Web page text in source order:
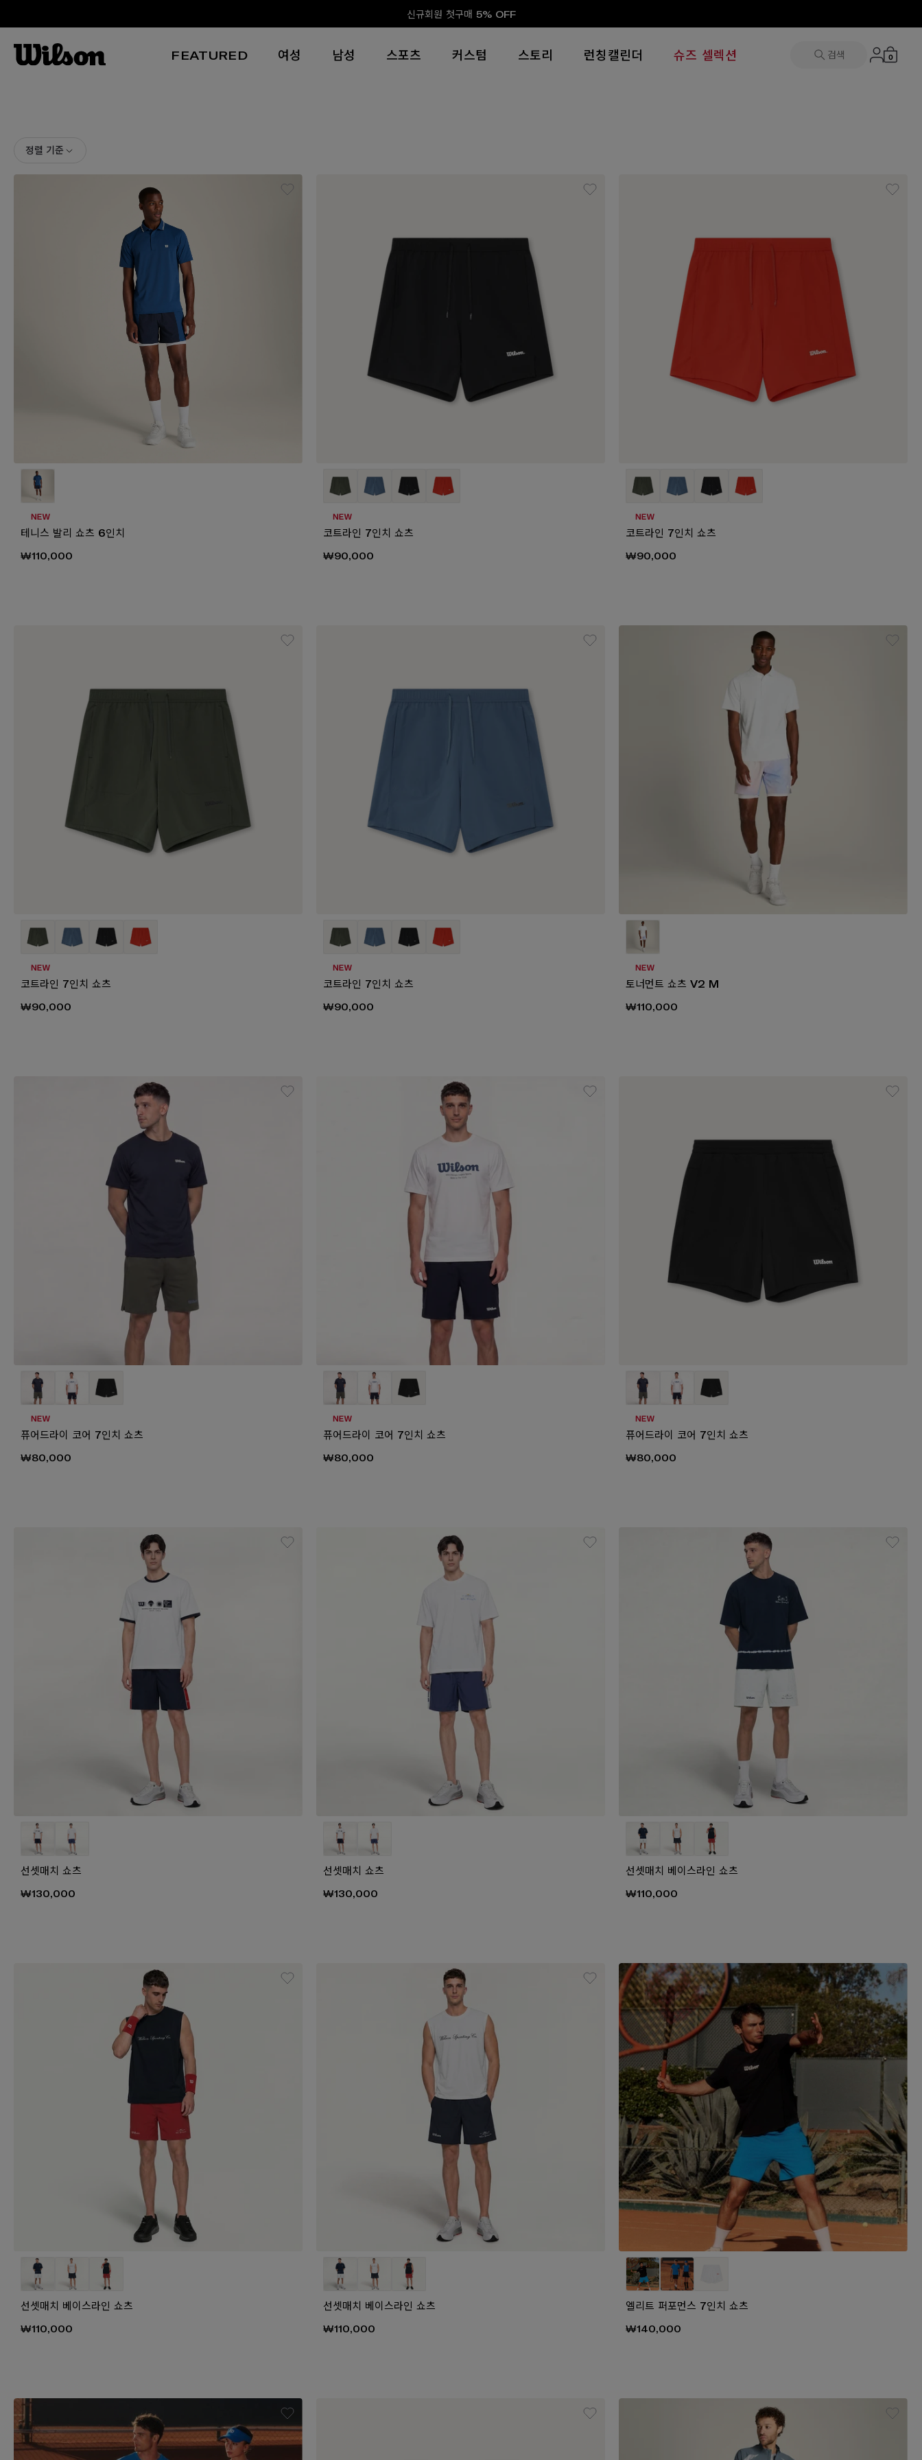
신규회원 첫구매 5% OFF
FEATURED 여성 남성 스포츠 커스텀 스토리 런칭캘린더 슈즈 셀렉션 검색 0
정렬 기준
테니스 발리 쇼츠 6인치
₩110,000
코트라인 7인치 쇼츠
₩90,000
코트라인 7인치 쇼츠
₩90,000
코트라인 7인치 쇼츠
₩90,000
코트라인 7인치 쇼츠
₩90,000
토너먼트 쇼츠 V2 M
₩110,000
퓨어드라이 코어 7인치 쇼츠
₩80,000
퓨어드라이 코어 7인치 쇼츠
₩80,000
퓨어드라이 코어 7인치 쇼츠
₩80,000
선셋매치 쇼츠
₩130,000
선셋매치 쇼츠
₩130,000
선셋매치 베이스라인 쇼츠
₩110,000
선셋매치 베이스라인 쇼츠
₩110,000
선셋매치 베이스라인 쇼츠
₩110,000
엘리트 퍼포먼스 7인치 쇼츠
₩140,000